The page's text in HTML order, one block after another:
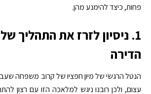
פחות, כיצד להימנע מהן.
1. ניסיון לזרז את התהליך
הדירה
הנטל הרגשי של מיון חפציו של קרוב משפחה
עצום, ולכן רובנו ניגש למלאכה הזו עם רצון